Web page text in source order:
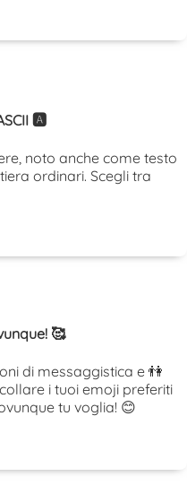
🅰️
noto anche come testo
ordinari. Scegli tra
🥰
di messaggistica e 👫
i tuoi emoji preferiti
tu voglia! 😊